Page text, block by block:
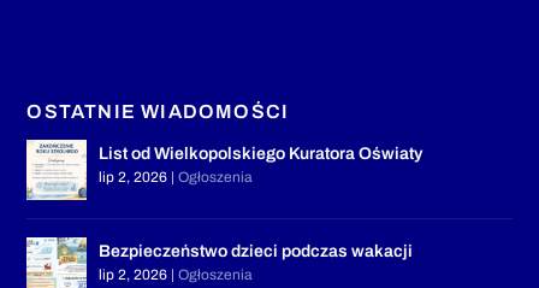
OSTATNIE WIADOMOŚCI
List od Wielkopolskiego Kuratora Oświaty
lip 2, 2026 |Ogłoszenia
Bezpieczeństwo dzieci podczas wakacji
lip 2, 2026 |Ogłoszenia